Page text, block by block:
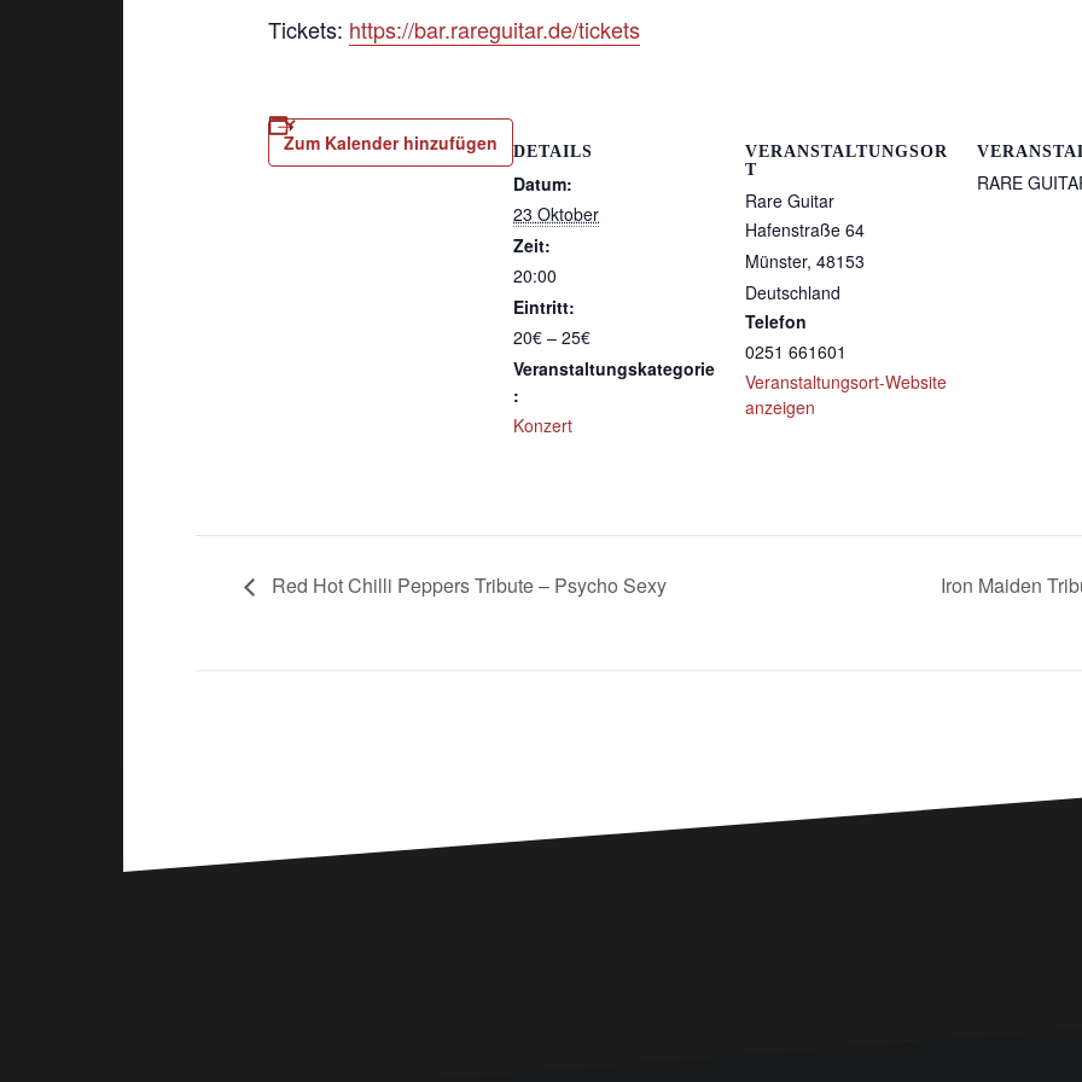
Tickets: https://bar.rareguitar.de/tickets
Zum Kalender hinzufügen DETAILS
Datum:
23 Oktober
Zeit:
20:00
Eintritt:
20€ – 25€
Veranstaltungskategorie
:
Konzert
VERANSTALTUNGSOR
T
Rare Guitar
Hafenstraße 64
Münster, 48153
Deutschland
Telefon
0251 661601
Veranstaltungsort-Website
anzeigen
RARE
Red Hot Chilli Peppers Tribute – Psycho Sexy Iron Maiden